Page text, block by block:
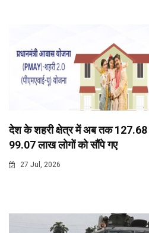
देश के शहरी क्षेत्र में अब तक 127.68
99.07 लाख लोगों को सौंपे गए
27 Jul, 2026